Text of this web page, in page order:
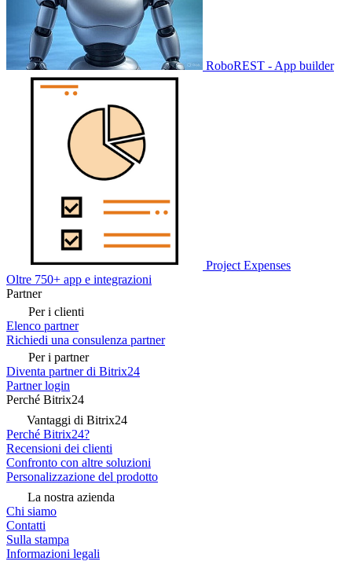
RoboREST - App builder
Project Expenses
Oltre 750+ app e integrazioni
Partner
Per i clienti
Elenco partner
Richiedi una consulenza partner
Per i partner
Diventa partner di Bitrix24
Partner login
Perché Bitrix24
Vantaggi di Bitrix24
Perché Bitrix24?
Recensioni dei clienti
Confronto con altre soluzioni
Personalizzazione del prodotto
La nostra azienda
Chi siamo
Contatti
Sulla stampa
Informazioni legali